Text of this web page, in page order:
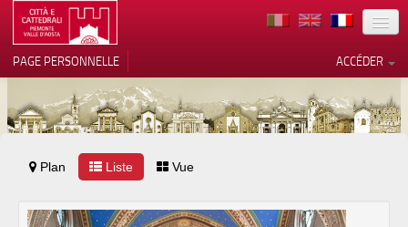
TERRITOIRE
ARCHITECTURE
MUSÉES
ACCÉDER
PAGE PERSONNELLE
Plan Liste Vue
Notification lors de la collecte
Vos choix en matière de